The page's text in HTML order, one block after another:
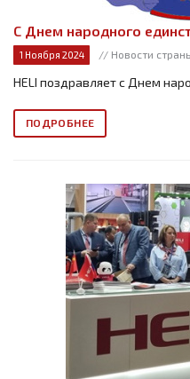
С Днем народного
1 Ноября 2024 // Новости
HELI поздравляет с Днем
ПОДРОБНЕЕ